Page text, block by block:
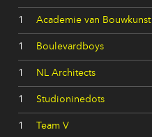
1 Academie van Bouwkunst
1 Boulevardboys
1 NL Architects
1 Studioninedots
1 Team V